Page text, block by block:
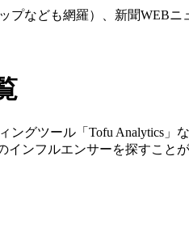
なども網羅）、新聞WEBニ
ングツール「Tofu Analytics」
インフルエンサーを探すことが